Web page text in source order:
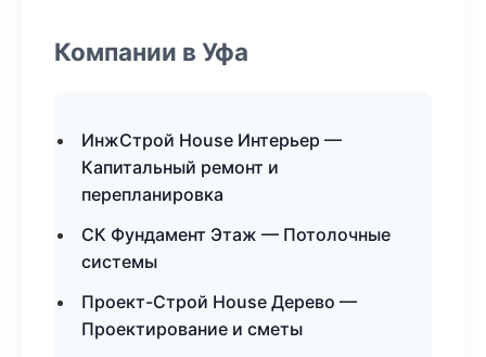
Компании в Уфа
ИнжСтрой House Интерьер —
Капитальный ремонт и
перепланировка
СК Фундамент Этаж — Потолочные
системы
Проект-Строй House Дерево —
Проектирование и сметы